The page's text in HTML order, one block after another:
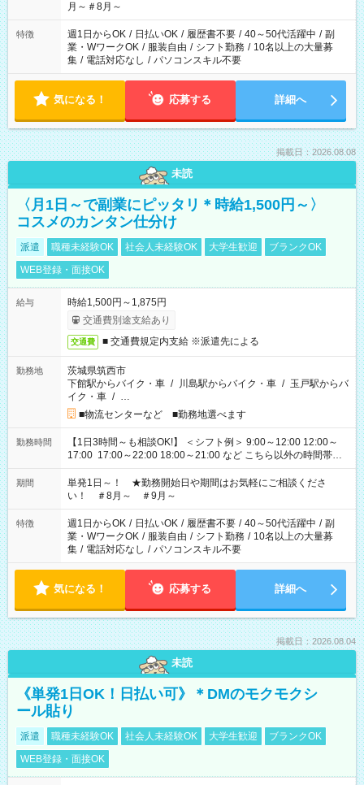
月～＃8月～
特徴 週1日からOK / 日払いOK / 履歴書不要 / 40～50代活躍中 / 副
業・WワークOK / 服装自由 / シフト勤務 / 10名以上の大量募
集 / 電話対応なし / パソコンスキル不要
気になる！ 応募する 詳細へ
掲載日：2026.08.08
未読
〈月1日～で副業にピッタリ＊時給1,500円～〉
コスメのカンタン仕分け
派遣 職種未経験OK 社会人未経験OK 大学生歓迎
ブランクOK
WEB登録・面接OK
給与
時給1,500円～1,875円
交通費別途支給あり
交通費 ■ 交通費規定内支給 ※派遣先による
勤務地
茨城県筑西市
下館駅からバイク・車 / 川島駅からバイク・車 / 玉戸駅からバ
イク・車 / …
■物流センターなど ■勤務地選べます
勤務時間
【1日3時間～も相談OK!】 ＜シフト例＞ 9:00～12:00 12:00～
17:00 17:00～22:00 18:00～21:00 など こちら以外の時間帯も
お気軽にご相談ください！
期間
単発1日～！ ★勤務開始日や期間はお気軽にご相談くださ
い！ ＃8月～ ＃9月～
特徴 週1日からOK / 日払いOK / 履歴書不要 / 40～50代活躍中 / 副
業・WワークOK / 服装自由 / シフト勤務 / 10名以上の大量募
集 / 電話対応なし / パソコンスキル不要
気になる！ 応募する 詳細へ
掲載日：2026.08.04
未読
《単発1日OK！日払い可》＊DMのモクモクシ
ール貼り
派遣 職種未経験OK 社会人未経験OK 大学生歓迎
ブランクOK
WEB登録・面接OK